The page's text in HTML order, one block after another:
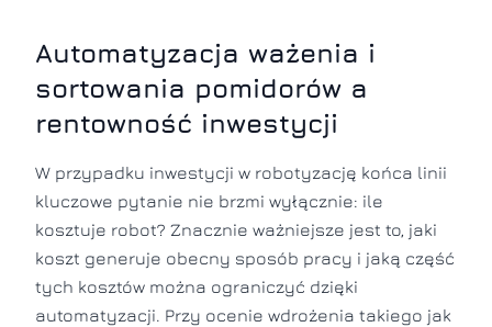
Automatyzacja ważenia i
sortowania pomidorów a
rentowność inwestycji
W przypadku inwestycji w robotyzację końca linii
kluczowe pytanie nie brzmi wyłącznie: ile
kosztuje robot? Znacznie ważniejsze jest to, jaki
koszt generuje obecny sposób pracy i jaką część
tych kosztów można ograniczyć dzięki
automatyzacji. Przy ocenie wdrożenia takiego jak